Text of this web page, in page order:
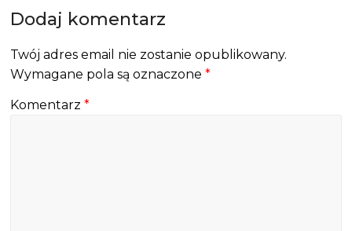
Dodaj komentarz
Twój adres email nie zostanie opublikowany.
Wymagane pola są oznaczone*
Komentarz*